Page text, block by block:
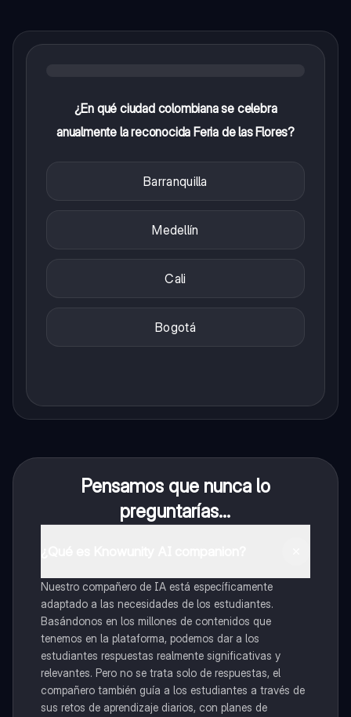
¿En qué ciudad colombiana se celebra
anualmente la reconocida Feria de las Flores?
Barranquilla
Medellín
Cali
Bogotá
Pensamos que nunca lo
preguntarías...
Nuestro compañero de IA está específicamente
adaptado a las necesidades de los estudiantes.
Basándonos en los millones de contenidos que
tenemos en la plataforma, podemos dar a los
estudiantes respuestas realmente significativas y
relevantes. Pero no se trata solo de respuestas, el
compañero también guía a los estudiantes a través de
sus retos de aprendizaje diarios, con planes de